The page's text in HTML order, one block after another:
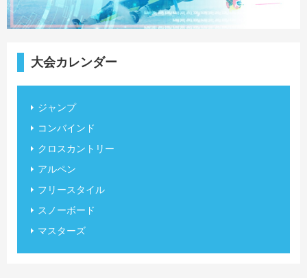
大会カレンダー
ジャンプ
コンバインド
クロスカントリー
アルペン
フリースタイル
スノーボード
マスターズ